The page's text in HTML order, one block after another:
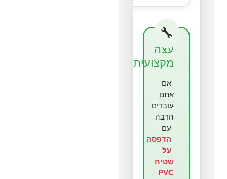
עצה
מקצועית
אם
אתם
עובדים
הרבה
עם
הדפסה
על
שטיח
PVC